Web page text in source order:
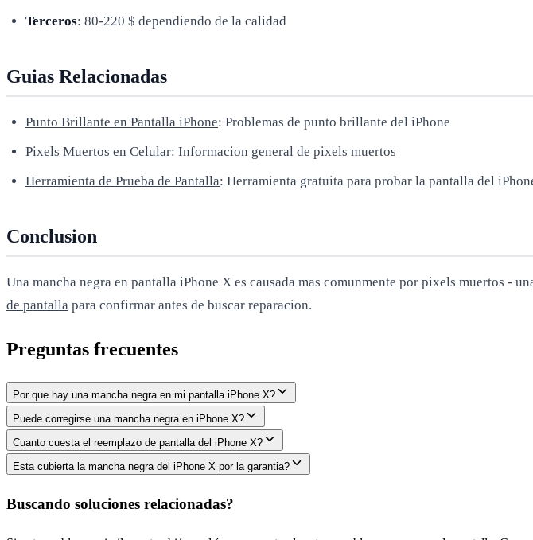
Terceros: 80-220 $ dependiendo de la calidad
Guias Relacionadas
Punto Brillante en Pantalla iPhone: Problemas de punto brillante del iPhone
Pixels Muertos en Celular: Informacion general de pixels muertos
Herramienta de Prueba de Pantalla: Herramienta gratuita para probar la pantalla del
Conclusion
Una mancha negra en pantalla iPhone X es causada mas comunmente por pixels muertos -
de pantalla para confirmar antes de buscar reparacion.
Preguntas frecuentes
Por que hay una mancha negra en mi pantalla iPhone X?
Puede corregirse una mancha negra en iPhone X?
Cuanto cuesta el reemplazo de pantalla del iPhone X?
Esta cubierta la mancha negra del iPhone X por la garantia?
Buscando soluciones relacionadas?